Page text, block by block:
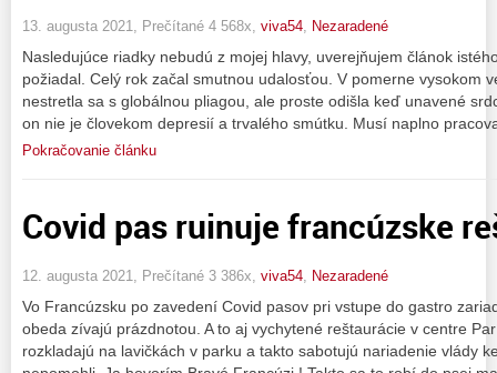
13. augusta 2021, Prečítané 4 568x, viva54 Nezaradené
Nasledujúce riadky nebudú z mojej hlavy, uverejňujem článok
požiadal. Celý rok začal smutnou udalosťou. V pomerne vysokom
nestretla sa s globálnou pliagou, ale proste odišla keď unavené
on nie je človekom depresií a trvalého smútku. Musí naplno
Pokračovanie článku
Covid pas ruinuje francúzske
12. augusta 2021, Prečítané 3 386x, viva54, Nezaradené
Vo Francúzsku po zavedení Covid pasov pri vstupe do gastro
obeda zívajú prázdnotou. A to aj vychytené reštaurácie v centre
rozkladajú na lavičkách v parku a takto sabotujú nariadenie vlády